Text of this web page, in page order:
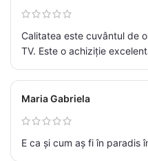
Calitatea este cuvântul de
TV. Este o achiziție
Maria Gabriela
E ca și cum aș fi în paradis